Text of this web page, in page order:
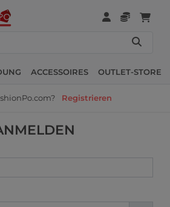
ACCESSOIRES OUTLET-STORE
Registrieren